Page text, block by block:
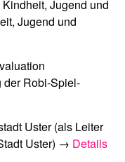
Jugend und
Jugend und
der Robi-Spiel-
Uster(als Leiter
Uster) → Details